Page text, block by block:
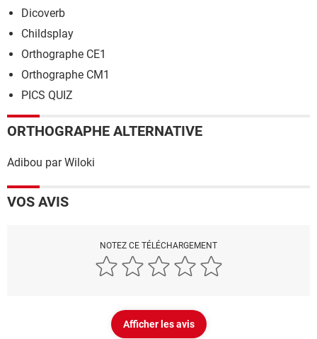
Dicoverb
Childsplay
Orthographe CE1
Orthographe CM1
PICS QUIZ
ORTHOGRAPHE ALTERNATIVE
Adibou par Wiloki
VOS AVIS
NOTEZ CE TÉLÉCHARGEMENT
Afficher les avis